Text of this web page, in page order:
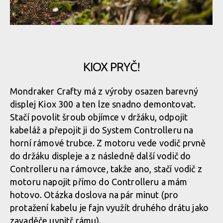
Skoro jako na klasickém kole, takový může být kokpit na kole se
Bosch Smart System
Skoro jako na klasickém kole, takový může být kokpit na kole se
Bosch Smart System
Skoro jako na klasickém kole, takový může být kokpit na kole se
Bosch Smart System
Podobný setup budeme vídat i na dalších kolech, například
Canyon Strive:On jej má
Podobný setup budeme vídat i na dalších kolech, například
Canyon Strive:On jej má
Podobný setup budeme vídat i na dalších kolech, například
Canyon Strive:On jej má
KIOX PRYČ!
Mondraker Crafty má z výroby osazen barevný
displej Kiox 300 a ten lze snadno demontovat.
Stačí povolit šroub objímce v držáku, odpojit
kabeláž a přepojit ji do System Controlleru na
horní rámové trubce. Z motoru vede vodič prvně
do držáku displeje a z následně další vodič do
Controlleru na rámovce, takže ano, stačí vodič z
motoru napojit přímo do Controlleru a mám
hotovo. Otázka doslova na pár minut (pro
protažení kabelu je fajn využít druhého drátu jako
zavaděče uvnitř rámu).